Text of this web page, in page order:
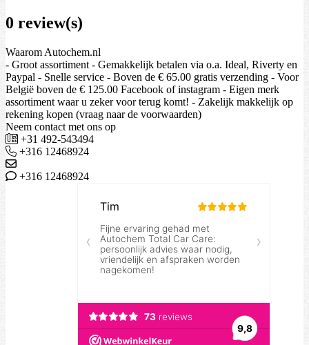
0 review(s)
Waarom Autochem.nl
- Groot assortiment - Gemakkelijk betalen via o.a. Ideal, Riverty en
Paypal - Snelle service - Boven de € 65.00 gratis verzending - Voor
België boven de € 125.00 Facebook of instagram - Eigen merk
assortiment waar u zeker voor terug komt! - Zakelijk makkelijk op
rekening kopen (vraag naar de voorwaarden)
Neem contact met ons op
+31 492-543494
+316 12468924
+316 12468924